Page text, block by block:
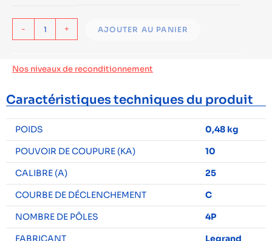
- + AJOUTER AU PANIER
Nos niveaux de reconditionnement
Caractéristiques techniques du produit
POIDS
0,48 kg
POUVOIR DE COUPURE (KA)
10
CALIBRE (A)
25
COURBE DE DÉCLENCHEMENT
C
NOMBRE DE PÔLES
4P
FABRICANT
Legrand